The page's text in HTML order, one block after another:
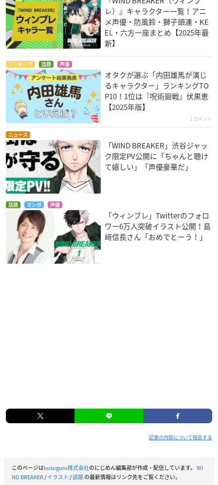
レ）』キャラクター一覧！アニ
メ声優・防風鈴・獅子頭連・KE
EL・六方一座まとめ【2025年最
新】
ランキング 話題 声優
オタクが選ぶ「内田雄馬が演じ
るキャラクター」ランキングTO
P10！1位は『呪術廻戦』伏黒恵
【2025年版】
1コメント
ニュース
「WIND BREAKER」渋谷ジャッ
ク限定PV公開に「ちゃんと聴け
て嬉しい」「声優豪華だ」
話題 マンガ 声優
「ウィンブレ」Twitterのフォロ
ワー6万人突破イラスト公開！島
﨑信長さん「おめでとーう！」
記事の内容について報告する
このページはkusuguru株式会社のにじめん編集部が作成・配信しています。 WI
ND BREAKER/イラスト /話題の最新情報はリンク先をご覧ください。